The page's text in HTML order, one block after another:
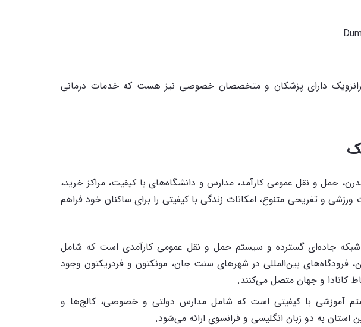
دارای پزشکان و متخصصان خصوصی نیز هست که خدمات درمانی
حمل و نقل عمومی کارآمد، مدارس و دانشگاه‌های با کیفیت، مراکز خرید،
ورزشی و تفریحی متنوع، امکانات زندگی با کیفیتی را برای ساکنان خود فراهم
شبکه جاده‌ای گسترده و سیستم حمل و نقل عمومی کارآمدی است که شامل
فرودگاه‌های بین‌المللی در شهرهای سنت جان، مونکتون و فردریکتون وجود
کانادا و جهان متصل می‌کنند.
آموزشی با کیفیتی است که شامل مدارس دولتی و خصوصی، کالج‌ها و
به دو زبان انگلیسی و فرانسوی ارائه می‌شود.